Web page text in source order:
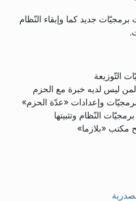
جديد كما وإبقاء النّظام
التّوزيعة
لمن ليس لديه خبرة مع الحزم
وإعدادات «عدّة الحزم»
النّظام وتثبيتها
مكتب «بلازما»